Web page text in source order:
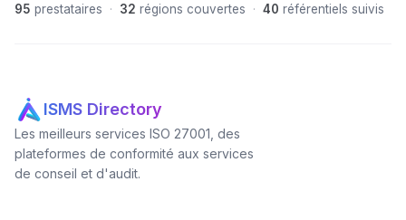
95 prestataires · 32 régions couvertes · 40 référentiels suivis
ISMS Directory
Les meilleurs services ISO 27001, des
plateformes de conformité aux services
de conseil et d'audit.